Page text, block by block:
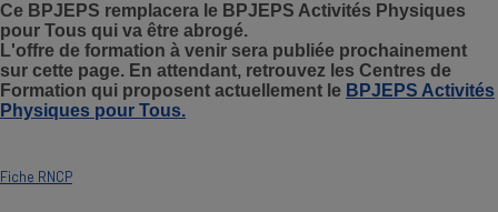
Ce BPJEPS remplacera le BPJEPS Activités Physiques
pour Tous qui va être abrogé.
L'offre de formation à venir sera publiée prochainement
sur cette page. En attendant, retrouvez les Centres de
Formation qui proposent actuellement le BPJEPS Activités
Physiques pour Tous.
Fiche RNCP